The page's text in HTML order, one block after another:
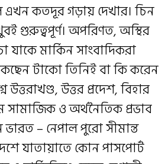
কতদূর গড়ায় দেখার। চিন
গুরুত্বপূর্ণ। অপরিণত, অস্থির
যাকে মার্কিন সাংবাদিকরা
টাকো তিনিই বা কি করেন
উত্তরাখণ্ড, উত্তর প্রদেশ, বিহার
সামাজিক ও অর্থনৈতিক প্রভাব
– নেপাল পুরো সীমান্ত
যাতায়াতে কোন পাসপোর্ট